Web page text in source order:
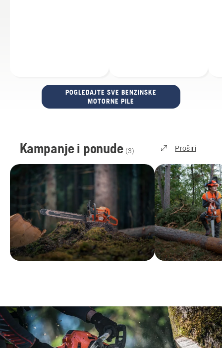
POGLEDAJTE SVE BENZINSKE
MOTORNE PILE
Kampanje i ponude (3) Proširi